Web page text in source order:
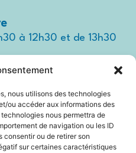
nous utilisons des technologies
ou accéder aux informations des
nous permettra de
de navigation ou les ID
consentir ou de retirer son
sur certaines caractéristiques
à 12h30 et de 13h30
12h30 et de 13h30 à
Espace
presse